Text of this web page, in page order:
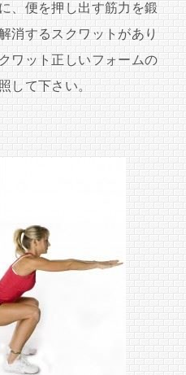
、便を押し出す筋力を鍛
消するスクワットがあり
ワット正しいフォームの
して下さい。